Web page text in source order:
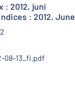
: 2012, juni
: 2012, June
08-13_fi.pdf